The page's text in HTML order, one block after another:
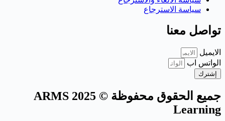
سياسة الاسترجاع
تواصل معنا
الايميل
الواتس اب
إشترك
جميع الحقوق محفوظة © 2025 ARMS
Learning